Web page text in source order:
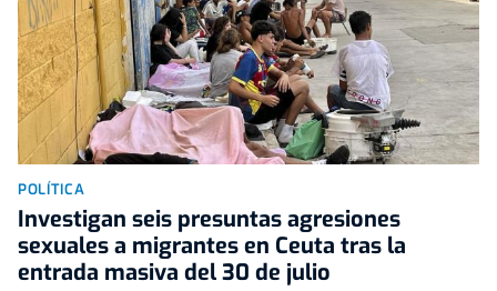
POLÍTICA
Investigan seis presuntas agresiones
sexuales a migrantes en Ceuta tras la
entrada masiva del 30 de julio